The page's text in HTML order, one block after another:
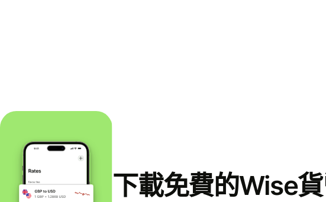
下載免費的Wise